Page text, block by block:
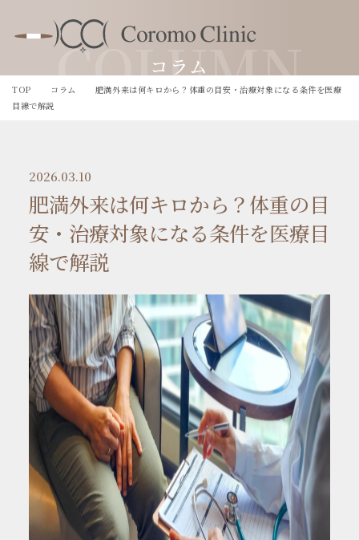
コラム
COLUMN
TOP コラム
肥満外来は何キロから？体重の目安・治療対象になる条件を医療
目線で解説
2026.03.10
肥満外来は何キロから？体重の目
安・治療対象になる条件を医療目
線で解説